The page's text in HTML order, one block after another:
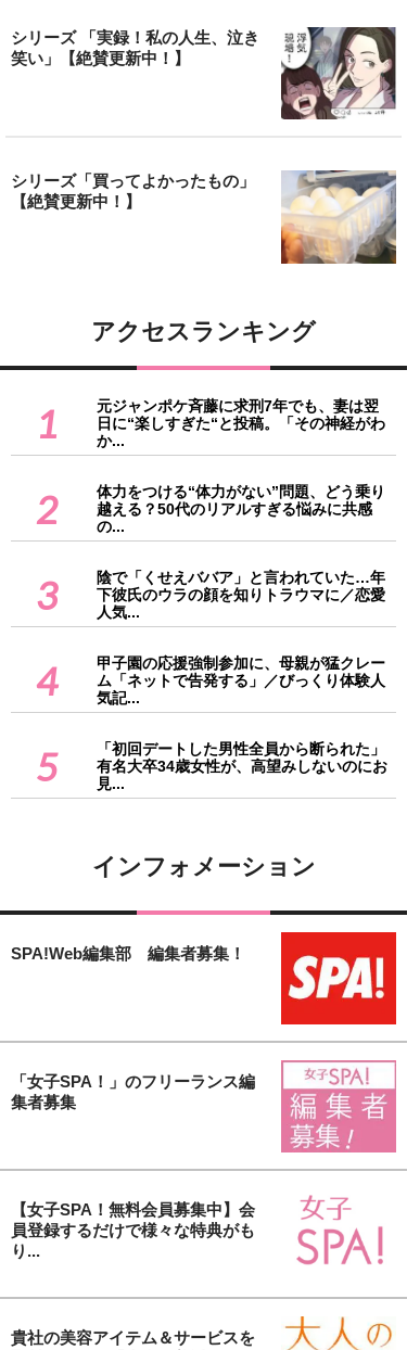
シリーズ 「実録！私の人生、泣き
笑い」【絶賛更新中！】
シリーズ「買ってよかったもの」
【絶賛更新中！】
アクセスランキング
1
元ジャンポケ斉藤に求刑7年でも、妻は翌
日に“楽しすぎた“と投稿。「その神経がわ
か...
2
体力をつける“体力がない”問題、どう乗り
越える？50代のリアルすぎる悩みに共感
の...
3
陰で「くせえババア」と言われていた…年
下彼氏のウラの顔を知りトラウマに／恋愛
人気...
4
甲子園の応援強制参加に、母親が猛クレー
ム「ネットで告発する」／びっくり体験人
気記...
5
「初回デートした男性全員から断られた」
有名大卒34歳女性が、高望みしないのにお
見...
インフォメーション
SPA!Web編集部 編集者募集！
「女子SPA！」のフリーランス編
集者募集
【女子SPA！無料会員募集中】会
員登録するだけで様々な特典がも
り...
貴社の美容アイテム＆サービスを